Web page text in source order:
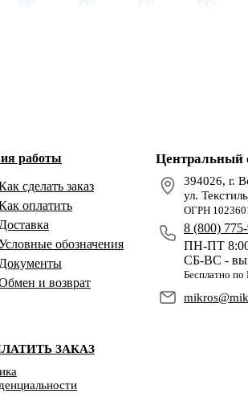
Центральный
394026, г.
ул.
ОГРН
8 (800)
ПН-ПТ
СБ-ВС -
Бесплатно
работы
сделать заказ
оплатить
обозначения
и возврат
ЗАКАЗ